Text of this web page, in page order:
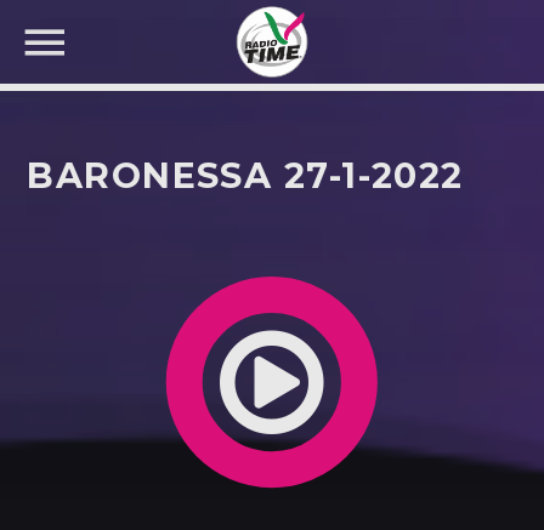
CERCA NEL SITO WEB:
BARONESSA 27-1-2022